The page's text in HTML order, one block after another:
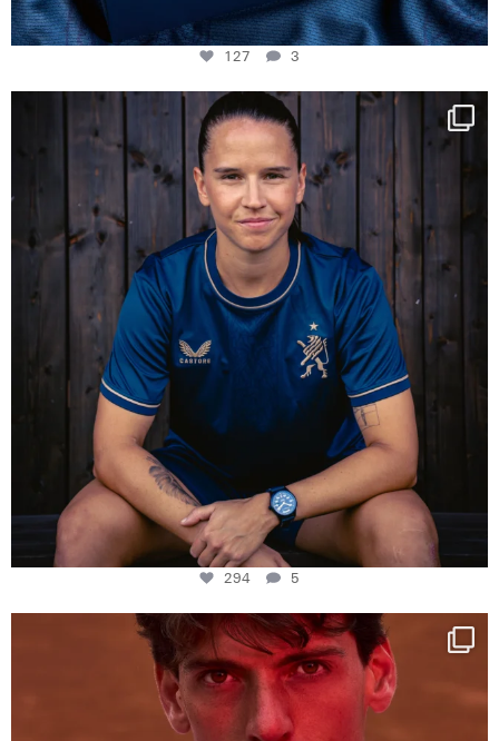
127 3
NIE USENAND GAH
Some anniversaries
294
5
294 5
One last dance at home
This week at...
321
9